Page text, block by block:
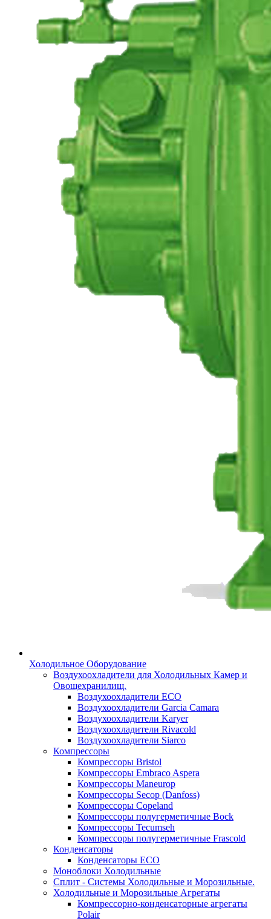
Холодильное Оборудование
Воздухоохладители для Холодильных Камер и
Овощехранилищ.
Воздухоохладители ECO
Воздухоохладители Garcia Camara
Воздухоохладители Karyer
Воздухоохладители Rivacold
Воздухоохладители Siarco
Компрессоры
Компрессоры Bristol
Компрессоры Embraco Aspera
Компрессоры Maneurop
Компрессоры Secop (Danfoss)
Компрессоры Copeland
Компрессоры полугерметичные Bock
Компрессоры Tecumseh
Компрессоры полугерметичные Frascold
Конденсаторы
Конденсаторы ECO
Моноблоки Холодильные
Сплит - Системы Холодильные и Морозильные.
Холодильные и Морозильные Агрегаты
Компрессорно-конденсаторные агрегаты
Polair